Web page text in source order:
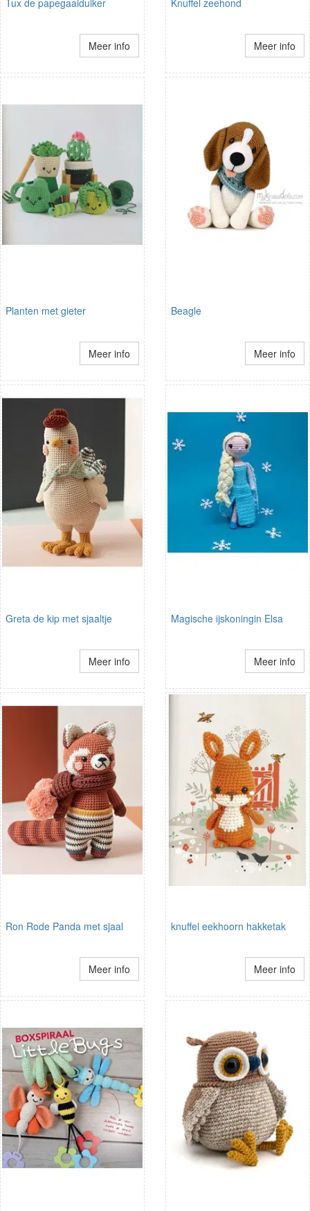
Tux de papegaaiduiker
Meer info
Knuffel zeehond
Meer info
Planten met gieter
Meer info
Beagle
Meer info
Greta de kip met sjaaltje
Meer info
Magische ijskoningin Elsa
Meer info
Ron Rode Panda met sjaal
Meer info
knuffel eekhoorn hakketak
Meer info